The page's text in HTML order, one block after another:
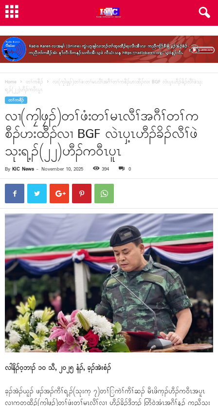
Home တၢ်ကစီၣ်
လၢ(ကၠါဖၠၣ်)တၢ်ဖံးတၢ်မၤလီၢ်အဂီၢ်တၢ်ကစီၣ်ဟးထီၣ်လၢ BGF လဲၤပှ့ၤဟီၣ်ခိၣ်လီၢ်ဖဲသုး
ရ့ၣ်(၂၂)ဟီၣ်ကဝီၤပူၤ
တၢ်ကစီၣ်
လၢ(ကၠါဖၠၣ်)တၢ်ဖံးတၢ်မၤလီၢ်အဂီၢ်တၢ်က
စီၣ်ဟးထီၣ်လၢ BGF လဲၤပှ့ၤဟီၣ်ခိၣ်လီၢ်ဖဲ
သုးရ့ၣ်(၂၂)ဟီၣ်ကဝီၤပူၤ
By KIC News - November 10, 2025 394 0
လါနိၣ်ဝ့ဘၢၣ် ၁၀ သီ, ၂၀၂၅ နံၣ်, ခ့ၣ်အဲးစံၣ်
ခ့ၣ်အဲၣ်ယူၣ် ဖၣ်အၣ်ကီၢ်ရ့ၣ်(သုးက့ ၇)တၢ်ြကဲၢ်ကီၢ်ဆၣ် မီၤဖိက့ၣ်ဟီၣ်ကဝီၤအပူၤ
လၢကတ့ထီၣ်(ကၠါဖၠၣ်)တၢ်ဖံးတၢ်မၤလီၢ်လၢ ဟီၣ်ခိၣ်ဒီဘ့ၣ် တြီဝဲအံၤအဂီၢ်န့ၣ် ကညီသုး